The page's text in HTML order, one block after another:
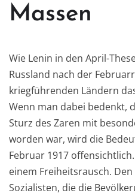
Massen
Wie Lenin in den April-
Russland nach der
kriegführenden Ländern
Wenn man dabei bedenkt,
Sturz des Zaren mit
worden war, wird die
Februar 1917
einem Freiheitsrausch.
Sozialisten, die die